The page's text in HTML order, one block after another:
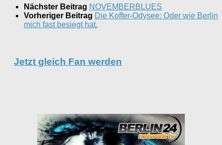
Nächster Beitrag NOVEMBERBLUES
Vorheriger Beitrag Die Koffer-Odysee: Oder wie Berlin
mich fast besiegt hat.
Jetzt gleich Fan werden